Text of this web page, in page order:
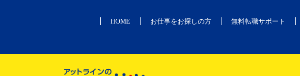
HOME お仕事をお探しの方 無料転職サポート